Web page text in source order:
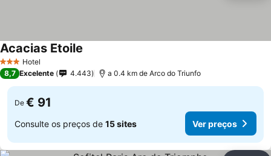
3 EstrelasHotel
Acacias Etoile
8,7 Excelente 4.443 a 0.4 km de Arco do Triunfo
De € 91
Consulte os preços de 15 sites Ver preços